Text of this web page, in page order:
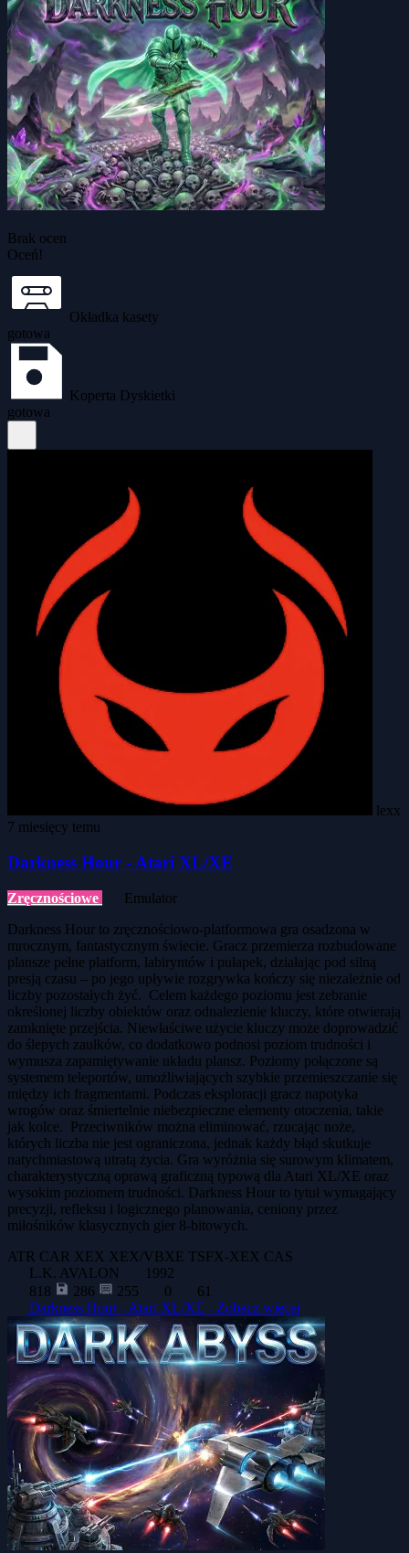
Brak ocen
Oceń!
Okładka kasety
gotowa
Koperta Dyskietki
gotowa
lexx
7 miesięcy temu
Darkness Hour - Atari XL/XE
Zręcznościowe
Emulator
Darkness Hour to zręcznościowo-platformowa gra osadzona w
mrocznym, fantastycznym świecie. Gracz przemierza rozbudowane
plansze pełne platform, labiryntów i pułapek, działając pod silną
presją czasu – po jego upływie rozgrywka kończy się niezależnie od
liczby pozostałych żyć. Celem każdego poziomu jest zebranie
określonej liczby obiektów oraz odnalezienie kluczy, które otwierają
zamknięte przejścia. Niewłaściwe użycie kluczy może doprowadzić
do ślepych zaułków, co dodatkowo podnosi poziom trudności i
wymusza zapamiętywanie układu plansz. Poziomy połączone są
systemem teleportów, umożliwiających szybkie przemieszczanie się
między ich fragmentami. Podczas eksploracji gracz napotyka
wrogów oraz śmiertelnie niebezpieczne elementy otoczenia, takie
jak kolce. Przeciwników można eliminować, rzucając noże,
których liczba nie jest ograniczona, jednak każdy błąd skutkuje
natychmiastową utratą życia. Gra wyróżnia się surowym klimatem,
charakterystyczną oprawą graficzną typową dla Atari XL/XE oraz
wysokim poziomem trudności. Darkness Hour to tytuł wymagający
precyzji, refleksu i logicznego planowania, ceniony przez
miłośników klasycznych gier 8-bitowych.
ATR CAR XEX XEX/VBXE TSFX-XEX CAS
L.K. AVALON
1992
818
286 255 0
61
Darkness Hour - Atari XL/XE - Zobacz więcej